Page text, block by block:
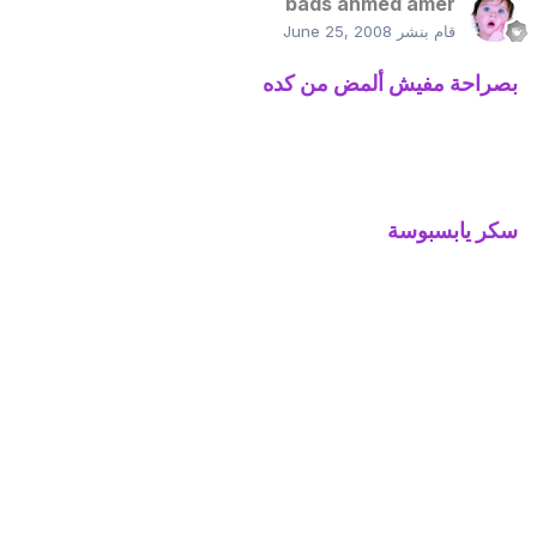
قام بنشر June 25, 2008
بصراحة مفيش ألمض من كده
سكر يابسبوسة